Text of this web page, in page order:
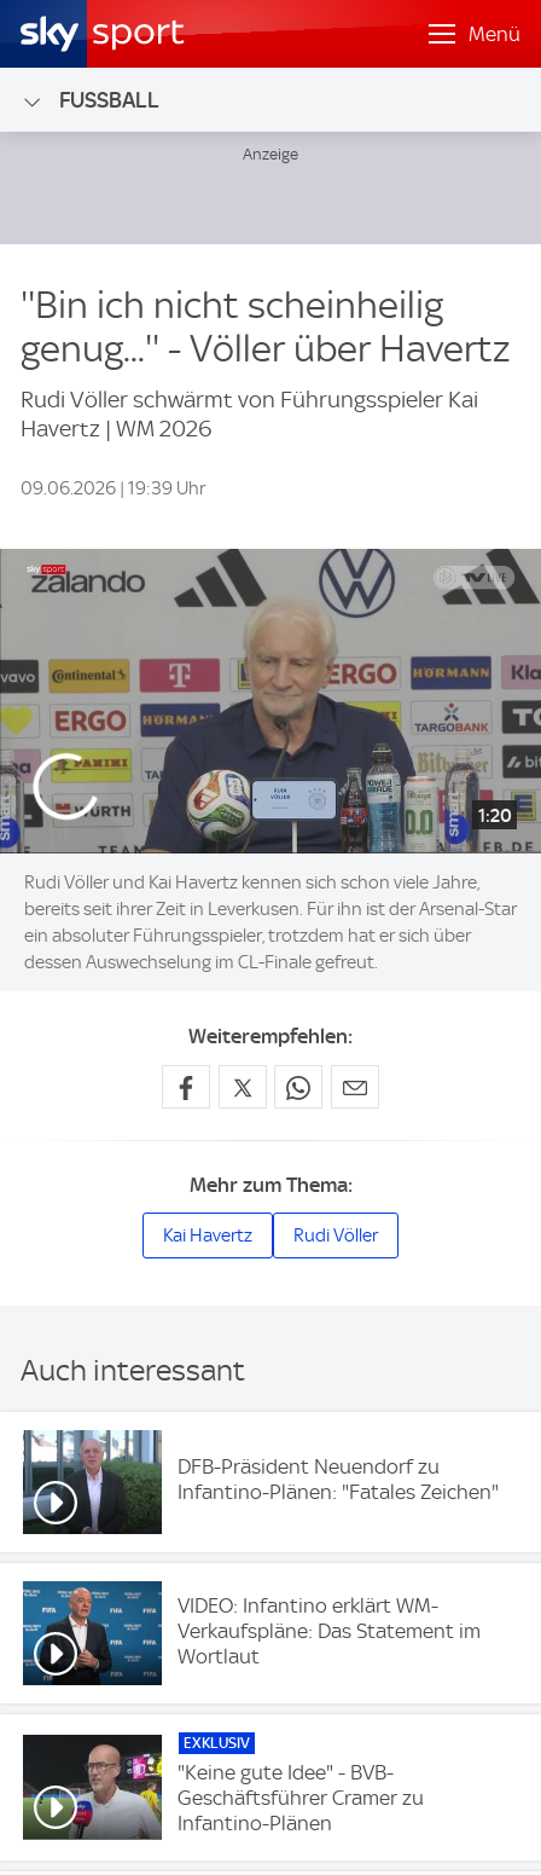
Menü
FUSSBALL
''Bin ich nicht scheinheilig
genug...'' - Völler über Havertz
Rudi Völler schwärmt von Führungsspieler Kai
Havertz | WM 2026
09.06.2026 | 19:39 Uhr
1:20
Rudi Völler und Kai Havertz kennen sich schon viele Jahre,
bereits seit ihrer Zeit in Leverkusen. Für ihn ist der Arsenal-Star
ein absoluter Führungsspieler, trotzdem hat er sich über
dessen Auswechselung im CL-Finale gefreut.
Weiterempfehlen:
Mehr zum Thema:
Kai Havertz Rudi Völler
Auch interessant
DFB-Präsident Neuendorf zu
Infantino-Plänen: "Fatales Zeichen"
VIDEO: Infantino erklärt WM-
Verkaufspläne: Das Statement im
Wortlaut
EXKLUSIV
"Keine gute Idee" - BVB-
Geschäftsführer Cramer zu
Infantino-Plänen